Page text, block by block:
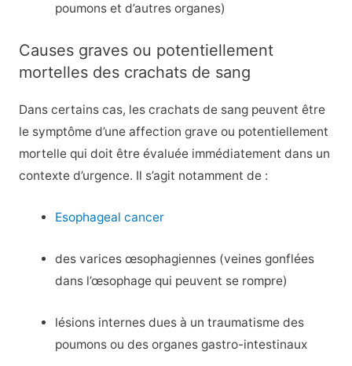
poumons et d’autres organes)
Causes graves ou potentiellement
mortelles des crachats de sang
Dans certains cas, les crachats de sang peuvent être
le symptôme d’une affection grave ou potentiellement
mortelle qui doit être évaluée immédiatement dans un
contexte d’urgence. Il s’agit notamment de :
Esophageal cancer
des varices œsophagiennes (veines gonflées
dans l’œsophage qui peuvent se rompre)
lésions internes dues à un traumatisme des
poumons ou des organes gastro-intestinaux